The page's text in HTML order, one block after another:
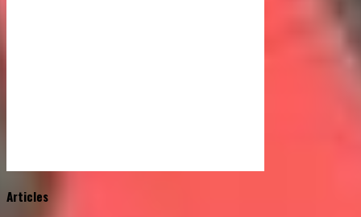
Articles